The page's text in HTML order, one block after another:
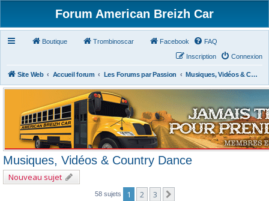
Forum American Breizh Car
Boutique Trombinoscar Facebook FAQ
Connexion
Inscription
Site Web Accueil forum Les Forums par Passion Musiques, Vidéos & Country Dance
Musiques, Vidéos & Country Dance
Nouveau sujet
58 sujets 1 2 3